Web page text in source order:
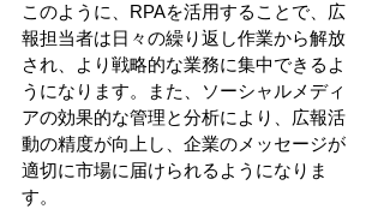
このように、RPAを活用することで、広
報担当者は日々の繰り返し作業から解放
され、より戦略的な業務に集中できるよ
うになります。また、ソーシャルメディ
アの効果的な管理と分析により、広報活
動の精度が向上し、企業のメッセージが
適切に市場に届けられるようになりま
す。